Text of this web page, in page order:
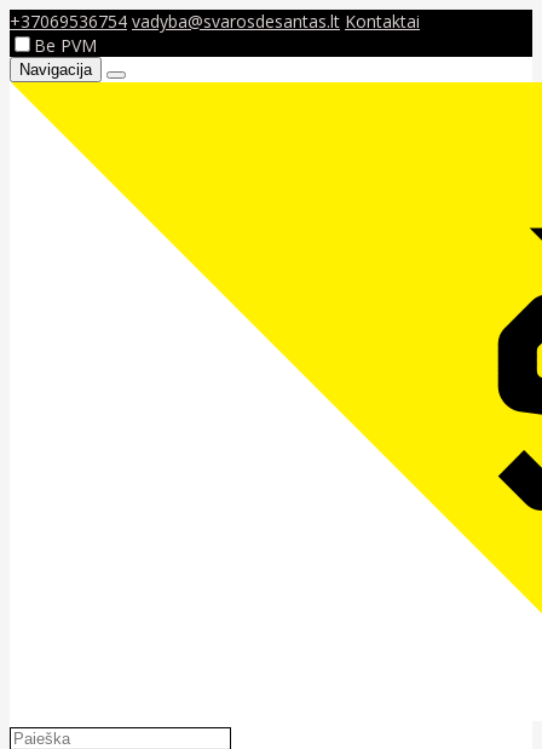
+37069536754 vadyba@svarosdesantas.lt Kontaktai
Be PVM
Navigacija